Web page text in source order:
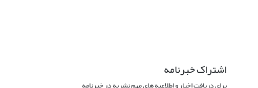
اشتراک خبرنامه